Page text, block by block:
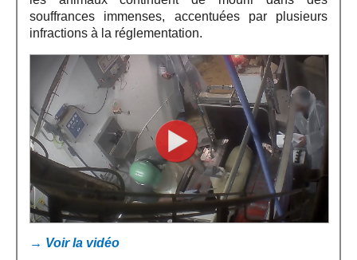
souffrances immenses, accentuées par plusieurs
infractions à la réglementation.
→ Voir la vidéo